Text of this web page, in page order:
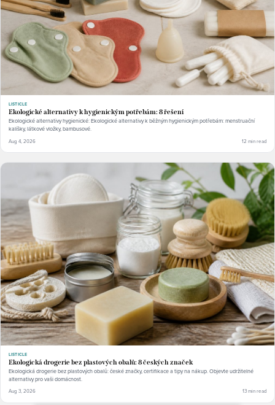
LISTICLE
Ekologické alternativy k hygienickým potřebám: 8 řešení
Ekologické alternativy hygienické: Ekologické alternativy k běžným hygienickým potřebám: menstruační
kalíšky, látkové vložky, bambusové.
Aug 4, 2026 12 min read
LISTICLE
Ekologická drogerie bez plastových obalů: 8 českých značek
Ekologická drogerie bez plastových obalů: české značky, certifikace a tipy na nákup. Objevte udržitelné
alternativy pro vaši domácnost.
Aug 3, 2026 13 min read